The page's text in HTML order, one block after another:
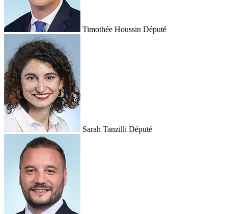
Timothée Houssin Député
Sarah Tanzilli Député